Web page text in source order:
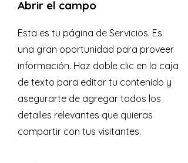
Abrir el campo
Esta es tu página de Servicios. Es
una gran oportunidad para proveer
información. Haz doble clic en la caja
de texto para editar tu contenido y
asegurarte de agregar todos los
detalles relevantes que quieras
compartir con tus visitantes.